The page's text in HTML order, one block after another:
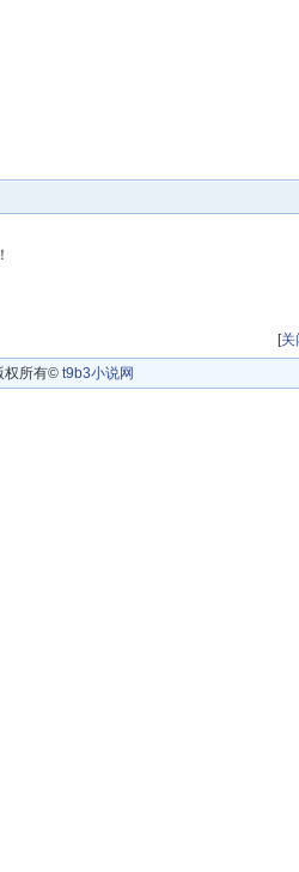
[关
权所有© t9b3小说网